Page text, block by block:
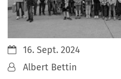
Datum:16. Sept. 2024
Von:Albert Bettin